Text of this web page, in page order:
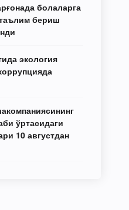
болаларга
бериш
экология
ўртасидаги
10 августдан